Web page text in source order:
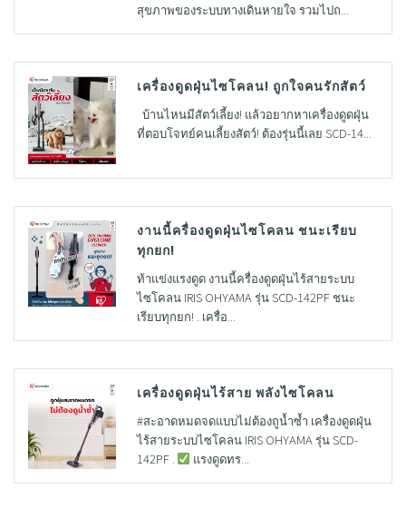
สุขภาพของระบบทางเดินหายใจ รวมไปถ...
เครื่องดูดฝุ่นไซโคลน! ถูกใจคนรักสัตว์
บ้านไหนมีสัตว์เลี้ยง! แล้วอยากหาเครื่องดูดฝุ่น
ที่ตอบโจทย์คนเลี้ยงสัตว์! ต้องรุ่นนี้เลย SCD-14...
งานนี้ครื่องดูดฝุ่นไซโคลน ชนะเรียบ
ทุกยก!
ท้าแข่งแรงดูด งานนี้ครื่องดูดฝุ่นไร้สายระบบ
ไซโคลน IRIS OHYAMA รุ่น SCD-142PF ชนะ
เรียบทุกยก! . เครื่อ...
เครื่องดูดฝุ่นไร้สาย พลังไซโคลน
#สะอาดหมดจดแบบไม่ต้องถูน้ำซ้ำ เครื่องดูดฝุ่น
ไร้สายระบบไซโคลน IRIS OHYAMA รุ่น SCD-
142PF .
แรงดูดทร...